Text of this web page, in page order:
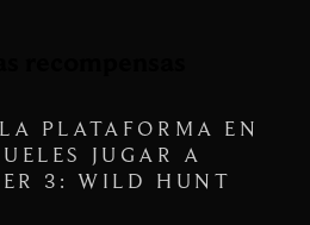
PLATAFORMA EN
JUGAR A
3: WILD HUNT